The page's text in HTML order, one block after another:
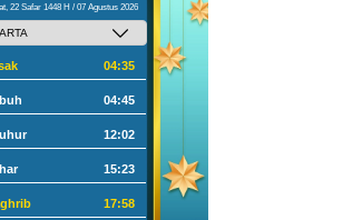
22 Safar 1448 H / 07 Agustus 2026
04:35
04:45
12:02
15:23
17:58